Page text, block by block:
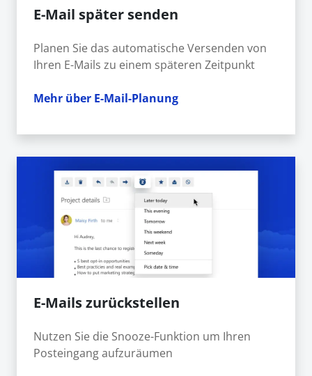
E-Mail später senden
Planen Sie das automatische Versenden von
Ihren E-Mails zu einem späteren Zeitpunkt
Mehr über E-Mail-Planung
E-Mails zurückstellen
Nutzen Sie die Snooze-Funktion um Ihren
Posteingang aufzuräumen